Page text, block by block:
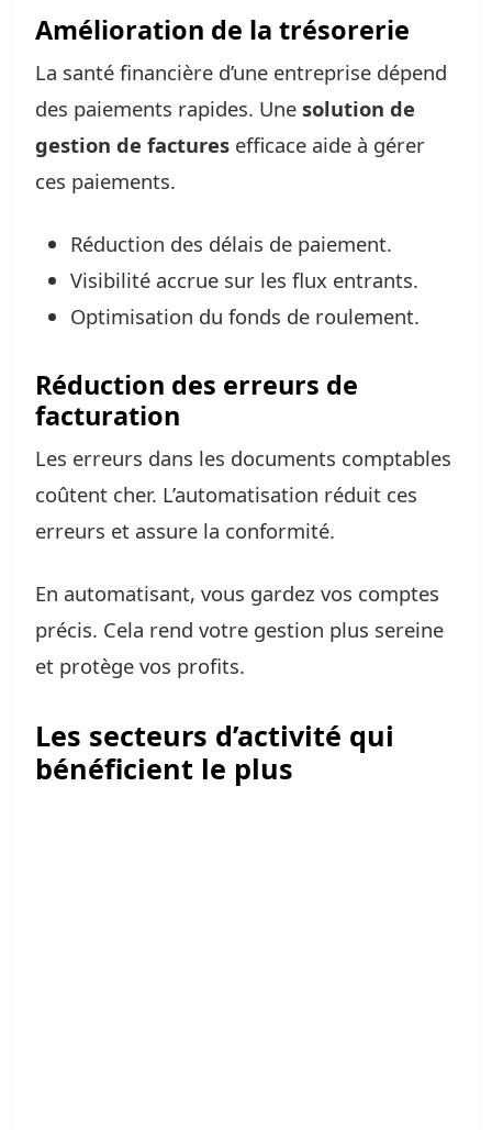
Amélioration de la trésorerie
La santé financière d’une entreprise dépend
des paiements rapides. Une solution de
gestion de factures efficace aide à gérer
ces paiements.
Réduction des délais de paiement.
Visibilité accrue sur les flux entrants.
Optimisation du fonds de roulement.
Réduction des erreurs de
facturation
Les erreurs dans les documents comptables
coûtent cher. L’automatisation réduit ces
erreurs et assure la conformité.
En automatisant, vous gardez vos comptes
précis. Cela rend votre gestion plus sereine
et protège vos profits.
Les secteurs d’activité qui
bénéficient le plus